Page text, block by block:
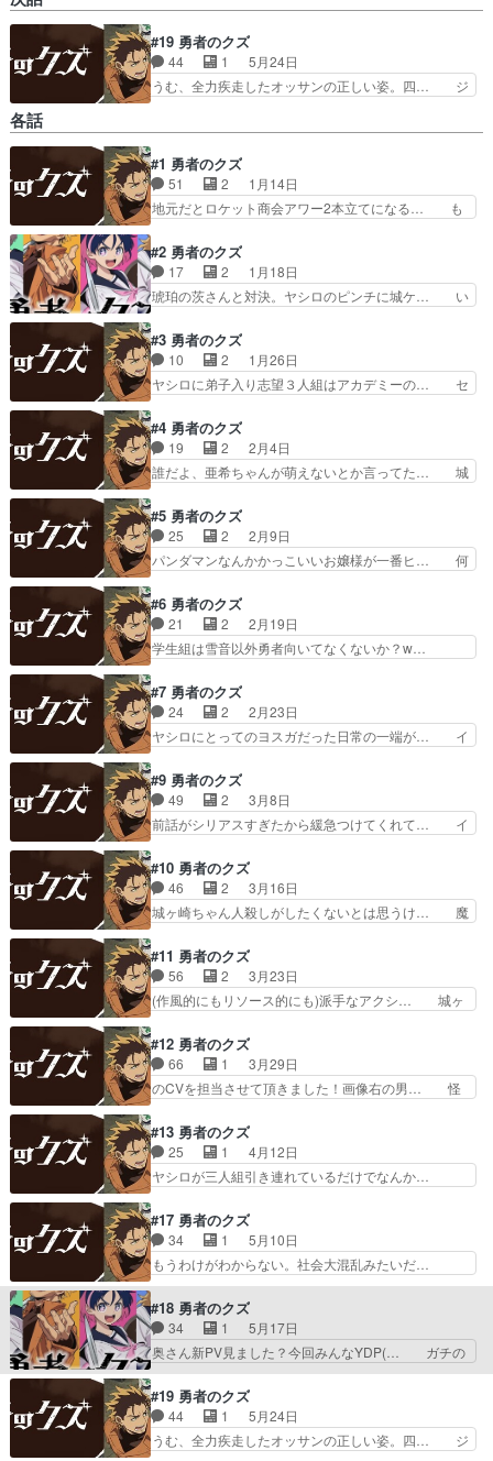
#19 勇者のクズ
44 1
5月24日
うむ、全力疾走したオッサンの正しい姿。四… ジ
しされた城ヶ峰は適合者だとしても… トモエ達に
追いつかれ、更にレヴィと対峙す… ヤシロE3な
し、城ヶ峰はヤシロを庇い重症… 店に向かってい
たヤシロ達は、警備員の扇動… ヤシロには主人公
補正とか全然ないんだな。… ・雪音の出番がなか
った…。・回想シーンの…
各話
#1 勇者のクズ
51 2
1月14日
地元だとロケット商会アワー2本立てになる… も
ールなんだ、見続けられるかなどうなん… 面白い
と思う、ただ～SilentTrut… 近未来っぽいファン
タジーアクション物かな… 大残業により疲弊して
いるがかわいいと思っ… アウトローやりつつも作
ない印象ですが、… 誰だよ城ケ峰ちゃんをいまい
ち萌えないとか… 色合いがパッと見Dioぽい勇者
の師匠と自…
#2 勇者のクズ
17 2
1月18日
琥珀の茨さんと対決。ヤシロのピンチに城ケ… い
コストをどう抑えるかの見本アニメ普通… 敵地潜
入／戦闘／救出作戦。ヤシロの高速思… みんな何
かしらの異能あって凄い(語彙力)… 設定は理解し
たけど、ただのヤクザ殺すべし… セーラを救出し
ーテル知覚が合わさって終… 今期、ダークホース
というか大作目白押しの… ストレンジフェイク3
話 プリヤからFat…
#3 勇者のクズ
10 2
1月26日
ヤシロに弟子入り志望３人組はアカデミーの… セ
ラの救出作戦も成功しやっと縁が切れる… じょう
がみねも可愛いし、こういう先生系好… ロリ呼ば
わりされてムッとする印堂の愛らし… お互いに助
け・助けられたが、師弟関係は拒… ヤシロとアカ
でいたヤシロのもとに城ヶ峰… 瞬間移動って普通
にめっちゃ強い能力だよね… 印堂雪音にスポット
が当たった今回。ヤシロ…
#4 勇者のクズ
19 2
2月4日
誰だよ、亜希ちゃんが萌えないとか言ってた… 城
ロ＆城ヶ峰コンビ回。城ヶ峰の正義感に… ヤシロ
の能力は初見の相手にも対応しやすい… イシノオ
やっぱりどう考えても一番ヤベェ奴… イシノオか
ら依頼され亜希とおつかいに行く… 正義感のあま
突猛進っぷりがヤバい！正義… 歌舞伎町のクラブ
に潜入。E3じゃなくてE… 亜希のお父さんはヤシ
ロがそこまで言うほど…
#5 勇者のクズ
25 2
2月9日
パンダマンなんかかっこいいお嬢様が一番ヒ… 何
ちゃん、可愛くてお嬢様で不良っぽい… 割と簡単
に殺すとか言うよなこのアニメ。メ… ヤシロさん
セーラのお手伝いの回報酬欲しさ… けっこうダー
ク系に行く感じか？うるさい鬼… セーラ回面白か
うだろう別に悪くはないけ… 父親のせいで先生に
嫌われてるの可哀想だな… ・お気楽領主の楽しい
領地防衛(１話から視…
#6 勇者のクズ
21 2
2月19日
学生組は雪音以外勇者向いてなくないか？w…
に沿った学びとしての戦いと実務として… ラス為
【再】BS11BS11／精霊幻想記… ヤシロ、城ヶ峰
たち3人相手なら全然あしら… たまたま特訓して
たら侵入してくるってどん… ただヒロインたちの
ん、物腰は柔らかくて優… ヤシロは基本お人好
し。教師には向いてない… 話を楽しむためにいっ
たん目を瞑ってたけど…
#7 勇者のクズ
24 2
2月23日
ヤシロにとってのヨスガだった日常の一端が… イ
に手を出されてめっちゃキレてるヤシロ… 次回が
気になりすぎる！城ヶ峰が自認美少女… おそらく
2人が見ていた高宮はどちらも嘘で… 第1話の感
想が「鬼頭ちゃんのキャラ全然可… マジでヤシロ
ー動き出しそうちょっとスロ… 設定面で気になる
要素はあるし話にもそこま… やっぱりあの龍のバ
ッジの組織を追ってたん…
#9 勇者のクズ
49 2
3月8日
前話がシリアスすぎたから緩急つけてくれて… イ
ノオの残した言葉「あの3人から目を離… 視聴後
感想あげるの忘れてましたに女性の服… イシノオ
を殺した犯人を探す復讐譚の背景に… 美大や芸大
を出ても全員がフリーランスでや… イシノオの遺
らなくなっていて。ヤシロは… イシノオが残した
最期のメッセージが城ケ峰… 弟子と連絡先交換す
る流れで「城ヶ峰とおぉ…
#10 勇者のクズ
46 2
3月16日
城ヶ崎ちゃん人殺しがしたくないとは思うけ… 魔
ノオの件も知っていたか。手紙や送金は… 実戦で
訓練させるの怖すぎるだろ。戦法が固… ヤシロが
城ヶ峰を叱責するシーンは、その強… 作者さんア
ニメ同時期に、二つやってるって… 5年前くらい
指切り意外と普通に出てきた… クッキング印堂
と、その他2人についてのお… やっぱり物を考え
てはいない。その現場に三…
#11 勇者のクズ
56 2
3月23日
(作風的にもリソース的にも)派手なアクシ… 城ヶ
を使い仇討ちを果たすが城ヶ峰は顔を… 今回めち
ゃめちゃ良かったですね!!ヤシロ… 自身が心の奥
底の理想に蓋をして現実に妥協… 最初結構連携取
れてたけど城ヶ崎がヤシロを… ありがとうござい
の正義感の気持ち悪さが… 1分20秒の間に敵キャ
ラに何が起こってい… 異能バトルものとして最高
にスリリングで輝…
#12 勇者のクズ
66 1
3月29日
のCVを担当させて頂きました！画像右の男… 怪
は知らなかったから父に秘密があるか。… これは
連続2クールかな？中々面白くなって… (終)って
ついてないなぁと思ったらこれ2… アクションよ
り会話に面白さを感じる勇者見… 今回も良かった
いぞと思ってたら2クー… 城ケ峰の目欠損が修復
ヤシロ曰くE4の影響… 3人の中でも一番大人しい
感じの子今回は彼…
#13 勇者のクズ
25 1
4月12日
ヤシロが三人組引き連れているだけでなんか…
ル目やるんだね。スープ飲めって… 新OPとEDが
披露されて、３ヒロインがほ… かつて雪音が任務
でいた北海道にネフィリム… だいしゅきホールド
かな？ヤシロはまだまだ… パ○活って言うんだよ
ヤシロと印堂ちゃん… うーん、連続2クールあり
がたや。この機会… ヤシロ3人娘を余裕で圧倒で
きるほどに強い…
#17 勇者のクズ
34 1
5月10日
もうわけがわからない。社会大混乱みたいだ…
《明星の帳》卿が拠点の地下で実験してたの… パ
ーティ構成はFF5(公式)だけど、この… めっちゃ
重かったけど最高だった…！城ヶ峰… 城ケ峰は一
度死んでる、E4唯一の適合者ど… 北海道で温泉
入っている間に東京は壊滅しま… ヤシロさんと城
ったころのある夜、ヤシロ… どっかで全部繋がる
のは分かってた事だから… 北海道で情報を収集し
て東京へ。しかし東京…
#18 勇者のクズ
34 1
5月17日
奥さん新PV見ました？今回みんなYDP(… ガチの
カーチェイスと巨大ロボ？登場、全然… 車で逃走
するヤシロたちと追いかける敵との… ずっと不利
な状況で後手で劣勢だから嫌な感… 善良な市民か
ら借り受けた車がああああああ… セーラのかっこ
いいシーン見れた城ケ峰のロ… 最後のE3を印堂
#19 勇者のクズ
44 1
5月24日
うむ、全力疾走したオッサンの正しい姿。四… ジ